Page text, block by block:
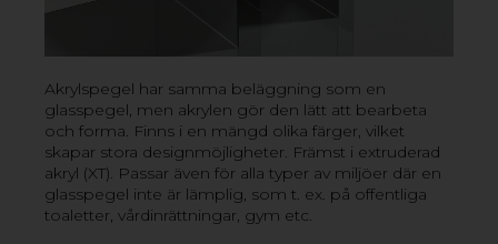
Akrylspegel har samma beläggning som en
glasspegel, men akrylen gör den lätt att bearbeta
och forma. Finns i en mängd olika färger, vilket
skapar stora designmöjligheter. Främst i extruderad
akryl (XT). Passar även för alla typer av miljöer där en
glasspegel inte är lämplig, som t. ex. på offentliga
toaletter, vårdinrättningar, gym etc.
› Hög slagtålighet och UV-stabilitet
VILL DU VETA MER? KONTAKTA OSS!